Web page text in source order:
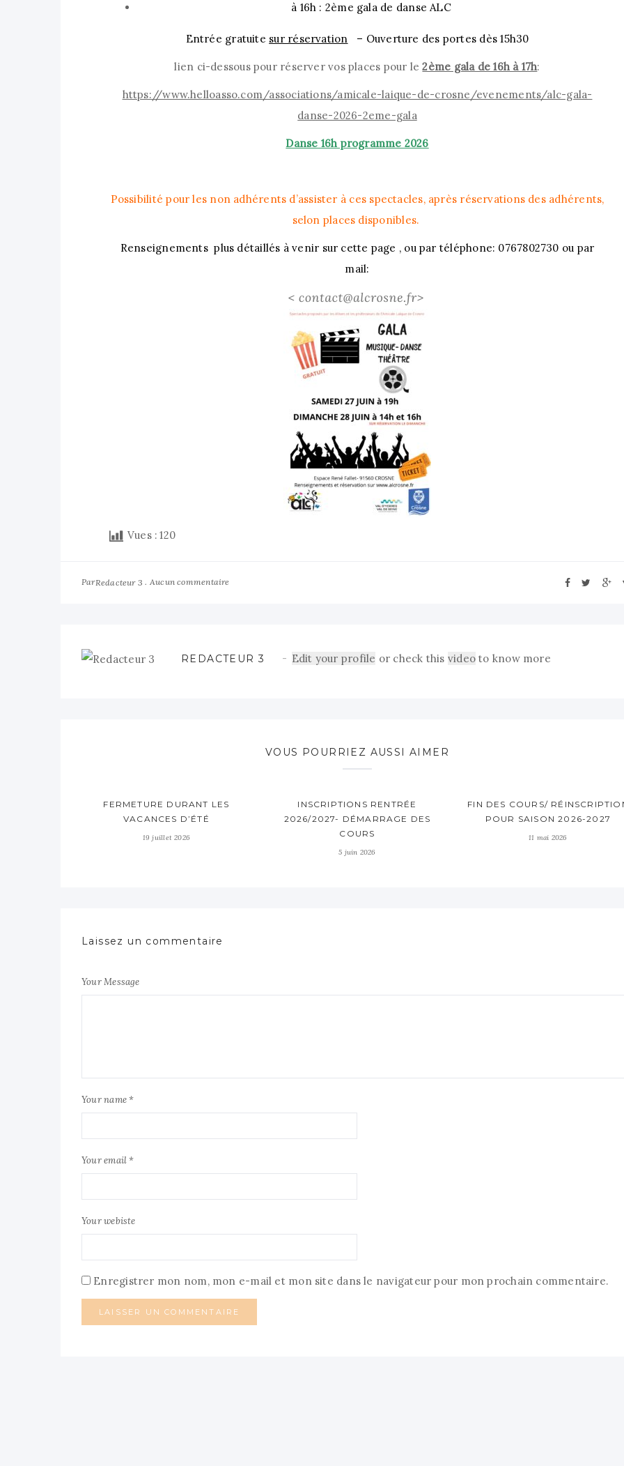
à 16h : 2ème galade danse ALC
Entrée gratuite sur réservation – Ouverture des portes dès 15h30
lien ci-dessous pour réserver vos places pour le2ème gala de 16h à 17h:
https://www.helloasso.com/associations/amicale-laique-de-crosne/evenements/alc-gala-
danse-2026-2eme-gala
Danse 16h programme 2026
Possibilité pour les non adhérents d’assister à ces spectacles, après réservations des adhérents,
selon places disponibles.
Renseignements plus détaillés à venir sur cette page , ou par téléphone: 0767802730 ou par
mail:
Vues : 120
ParRedacteur 3 Aucun commentaire
REDACTEUR 3 Edit your profile or check this videoto know more
VOUS POURRIEZ AUSSI AIMER
FERMETURE DURANT LES
VACANCES D’ÉTÉ
19 juillet 2026
INSCRIPTIONS RENTRÉE
2026/2027- DÉMARRAGE DES
COURS
5 juin 2026
FIN DES COURS/
POUR SAISON 2026-2027
11 mai 2026
Laissez un commentaire
Your Message
Your name *
Your email *
Your webiste
Enregistrer mon nom, mon e-mail et mon site dans le navigateur pour mon prochain commentaire.